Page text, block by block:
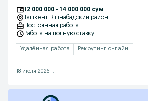
12 000 000 - 14 000 000 сум
Ташкент, Яшнабадский район
Постоянная работа
Работа на полную ставку
Удалённая работа Рекрутинг онлайн
18 июля 2026 г.